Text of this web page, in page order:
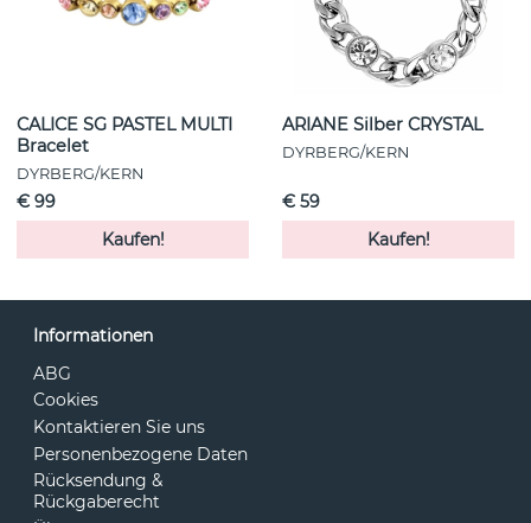
CALICE SG PASTEL MULTI
Bracelet
DYRBERG/KERN
€ 99
Kaufen!
ARIANE Silber CRYSTAL
DYRBERG/KERN
€ 59
Kaufen!
Informationen
ABG
Cookies
Kontaktieren Sie uns
Personenbezogene Daten
Rücksendung &
Rückgaberecht